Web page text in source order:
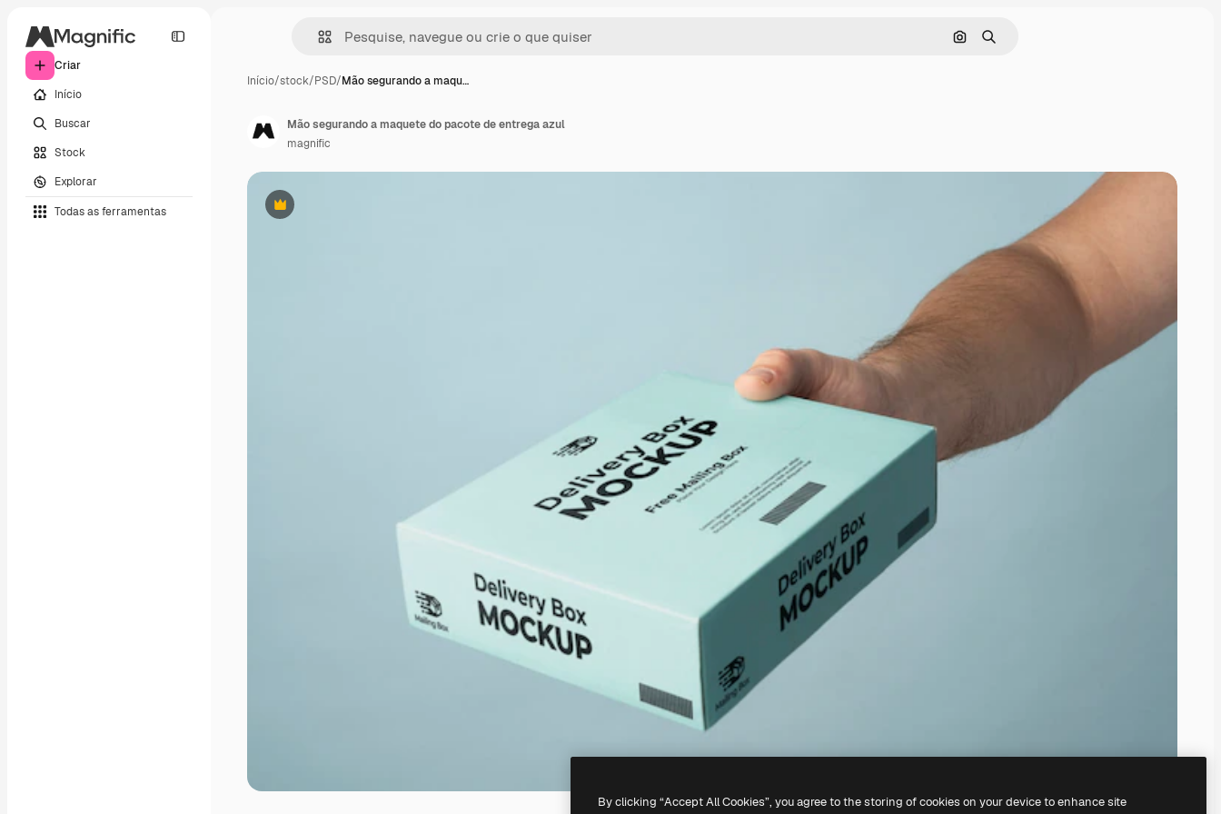
Criar
Início
Buscar
Stock
Explorar
Todas as ferramentas
Pesquisar por imagem
Buscar
Início/stock/PSD/Mão segurando a maqu…
Premium
Mão segurando a maquete do pacote de entrega azul
magnific
By clicking “Accept All Cookies”, you agree to the storing of cookies on your device to enhance site